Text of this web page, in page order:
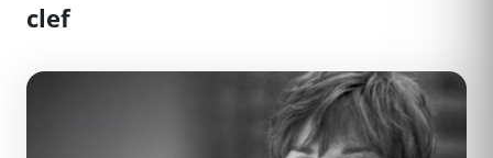
clef
C&#039;est moi... Marlène Jobert